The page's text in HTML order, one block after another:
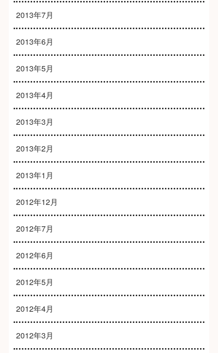
2013年7月
2013年6月
2013年5月
2013年4月
2013年3月
2013年2月
2013年1月
2012年12月
2012年7月
2012年6月
2012年5月
2012年4月
2012年3月